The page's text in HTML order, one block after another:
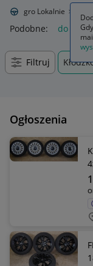
Allegro Lokalnie
Podobne: do
Filtruj
Ogłoszenia